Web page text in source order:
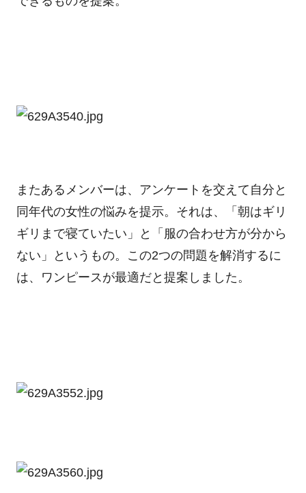
またあるメンバーは、アンケートを交えて自分と
同年代の女性の悩みを提示。それは、「朝はギリ
ギリまで寝ていたい」と「服の合わせ方が分から
ない」というもの。この2つの問題を解消するに
は、ワンピースが最適だと提案しました。